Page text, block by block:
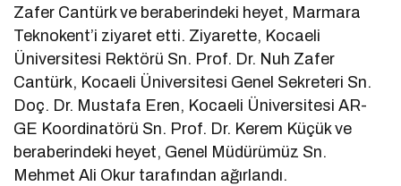
Zafer Cantürk ve beraberindeki heyet, Marmara
Teknokent’i ziyaret etti. Ziyarette, Kocaeli
Üniversitesi Rektörü Sn. Prof. Dr. Nuh Zafer
Cantürk, Kocaeli Üniversitesi Genel Sekreteri Sn.
Doç. Dr. Mustafa Eren, Kocaeli Üniversitesi AR-
GE Koordinatörü Sn. Prof. Dr. Kerem Küçük ve
beraberindeki heyet, Genel Müdürümüz Sn.
Mehmet Ali Okur tarafından ağırlandı.